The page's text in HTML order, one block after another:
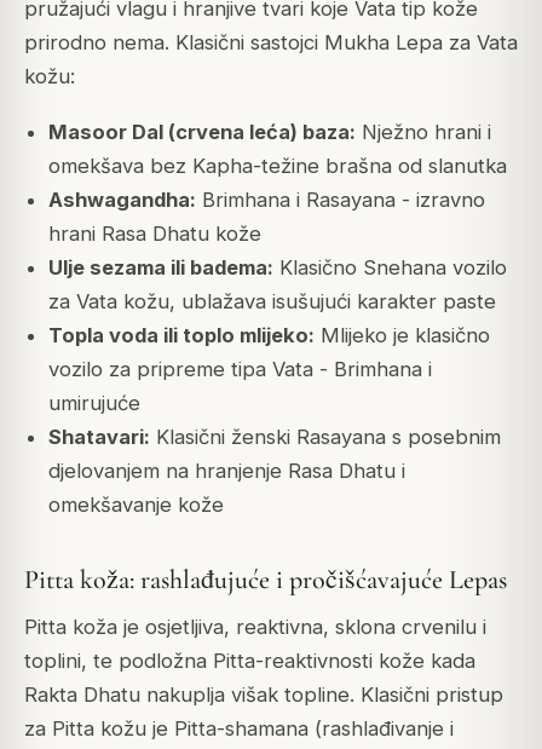
pružajući vlagu i hranjive tvari koje Vata tip kože
prirodno nema. Klasični sastojci Mukha Lepa za Vata
kožu:
Masoor Dal (crvena leća) baza: Nježno hrani i
omekšava bez Kapha-težine brašna od slanutka
Ashwagandha: Brimhana i Rasayana - izravno
hrani Rasa Dhatu kože
Ulje sezama ili badema: Klasično Snehana vozilo
za Vata kožu, ublažava isušujući karakter paste
Topla voda ili toplo mlijeko: Mlijeko je klasično
vozilo za pripreme tipa Vata - Brimhana i
umirujuće
Shatavari: Klasični ženski Rasayana s posebnim
djelovanjem na hranjenje Rasa Dhatu i
omekšavanje kože
Pitta koža: rashlađujuće i pročišćavajuće Lepas
Pitta koža je osjetljiva, reaktivna, sklona crvenilu i
toplini, te podložna Pitta-reaktivnosti kože kada
Rakta Dhatu nakuplja višak topline. Klasični pristup
za Pitta kožu je Pitta-shamana (rashlađivanje i